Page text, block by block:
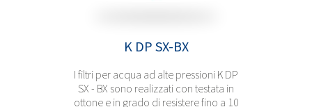
K DP SX-BX
I filtri per acqua ad alte pressioni K DP
SX - BX sono realizzati con testata in
ottone e in grado di resistere fino a 10